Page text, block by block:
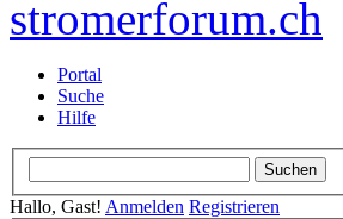
Portal
Suche
Hilfe
Hallo, Gast! Anmelden Registrieren